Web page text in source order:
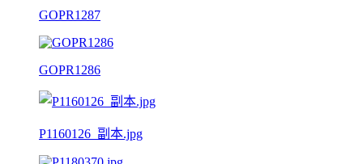
GOPR1287
GOPR1286
P1160126_副本.jpg